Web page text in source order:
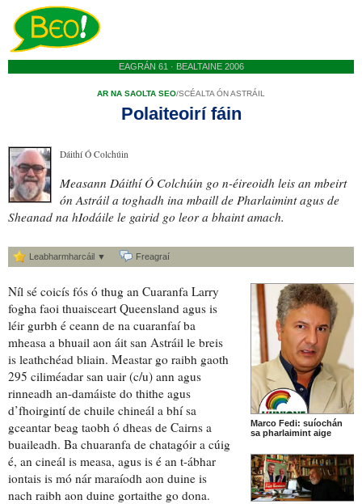
EAGRÁN 61 · BEALTAINE 2006
AR NA SAOLTA SEO/SCÉALTA ÓN ASTRÁIL
Polaiteoirí fáin
Dáithí Ó Colchúin
Measann Dáithí Ó Colchúin go n-éireoidh leis an mbeirt
ón Astráila toghadh ina mbaillde Pharlaimint agus de
Sheanad na hIodáile le gairid go leor a bhaint amach.
Leabharmharcáil ▼ Freagraí
Marco Fedi: suíochán
sa pharlaimint aige
Níl sé coicís fós ó thug an Cuaranfa Larry
fogha faoi thuaisceart Queensland agus is
léir gurbh é ceann de na cuaranfaí ba
mheasa a bhuail aon áit san Astráil le breis
is leathchéad bliain. Meastar go raibh gaoth
295 ciliméadar san uair (c/u) ann agus
rinneadh an-damáiste do thithe agus
d’fhoirgintíde chuile chineál a bhí sa
gceantar beag taobh ó dheas de Cairns a
buaileadh. Ba chuaranfa de chatagóir a cúig
é, an cineál is measa, agus is é an t-ábhar
iontais is mó nár maraíodh aon duine is
nach raibh aon duine gortaithe go dona.